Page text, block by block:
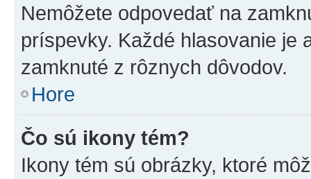
Nemôžete odpovedať na
príspevky. Každé hlasovanie je
zamknuté z rôznych dôvodov.
Hore
Čo sú ikony tém?
Ikony tém sú obrázky, ktoré